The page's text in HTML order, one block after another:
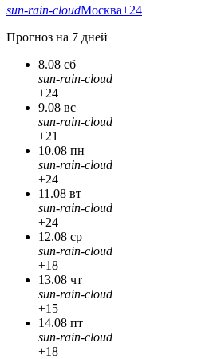
sun-rain-cloudМосква+24
Прогноз на 7 дней
8.08 сб
sun-rain-cloud
+24
9.08 вс
sun-rain-cloud
+21
10.08 пн
sun-rain-cloud
+24
11.08 вт
sun-rain-cloud
+24
12.08 ср
sun-rain-cloud
+18
13.08 чт
sun-rain-cloud
+15
14.08 пт
sun-rain-cloud
+18